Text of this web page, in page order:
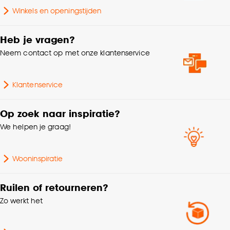
Goed om te weten is dat je deze keuze altijd nog
cookieverklaring
Interieurstijl Modern, Industrieel
Breedte
Winkels en openingstijden
Heb je vragen?
Neem contact op met onze klantenservice
Klantenservice
Op zoek naar inspiratie?
We helpen je graag!
Wooninspiratie
Ruilen of retourneren?
Zo werkt het